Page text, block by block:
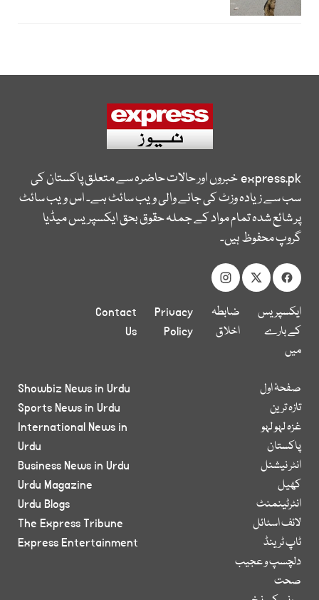
express.pkخبروں اور حالات حاضرہ سے متعلق پاکستان کی
سب سے زیادہ وزٹ کی جانے والی ویب سائٹ ہے۔ اس ویب سائٹ
پر شائع شدہ تمام مواد کے جملہ حقوق بحق ایکسپریس میڈیا
گروپ محفوظ ہیں۔
ایکسپریس
کے بارے
میں
ضابطہ
اخلاق
Privacy
Policy
Contact
Us
صفحۂ اول
تازہ ترین
غزہ لہو لہو
پاکستان
انٹر نیشنل
کھیل
انٹرٹینمنٹ
لائف اسٹائل
ٹاپ ٹرینڈ
دلچسپ و عجیب
صحت
Showbiz News in Urdu
Sports News in Urdu
International News in
Urdu
Business News in Urdu
Urdu Magazine
Urdu Blogs
The Express Tribune
Express Entertainment